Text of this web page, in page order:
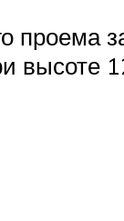
проема
высоте